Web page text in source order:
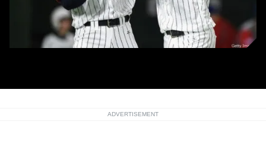
ADVERTISEMENT